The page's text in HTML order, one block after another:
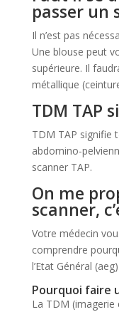
passer un
Il n’est pas
Une blouse peut
supérieure. Il
métallique
TDM TAP
TDM TAP signifie
abdomino-
scanner TAP.
On me
scanner,
Votre médecin
comprendre
l’Etat Général (aeg).
Pourquoi faire
La TDM (imagerie